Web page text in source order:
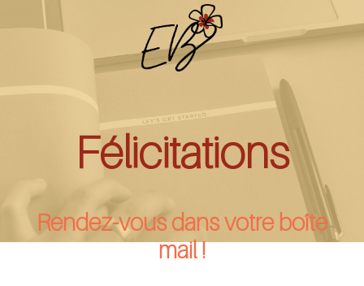
Félicitations
Rendez-vous dans votre boîte
mail !